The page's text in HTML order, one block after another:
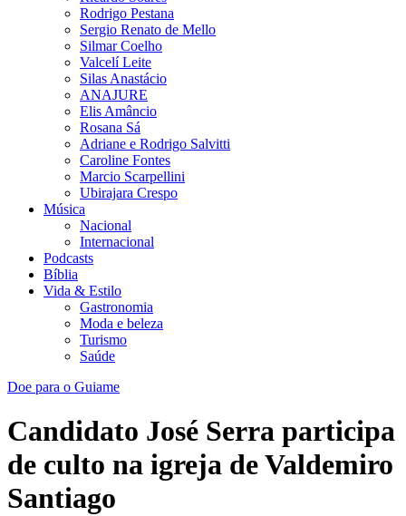
Rodrigo Pestana
Sergio Renato de Mello
Silmar Coelho
Valcelí Leite
Silas Anastácio
ANAJURE
Elis Amâncio
Rosana Sá
Adriane e Rodrigo Salvitti
Caroline Fontes
Marcio Scarpellini
Ubirajara Crespo
Música
Nacional
Internacional
Podcasts
Bíblia
Vida & Estilo
Gastronomia
Moda e beleza
Turismo
Saúde
Doe para o Guiame
Candidato José Serra participa
de culto na igreja de Valdemiro
Santiago